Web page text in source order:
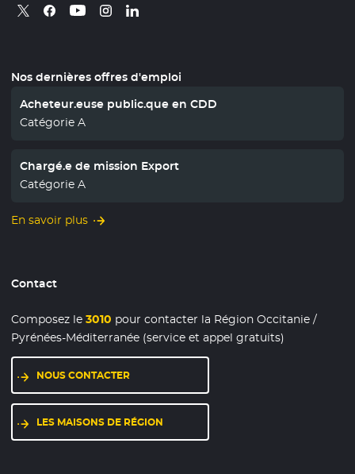
Retrouvez nous sur X
- Nouvelle fenêtre
Retrouvez nous sur Facebook
- Nouvelle fenêtre
Retrouvez nous sur Youtube
- Nouvelle fenêtre
Retrouvez nous sur Instagram
- Nouvelle fenêtre
Retrouvez nous sur Linkedin
- Nouvelle fenêtre
Nos dernières offres d'emploi
Acheteur.euse public.que en CDD
Catégorie A
Chargé.e de mission Export
Catégorie A
En savoir plus
Contact
Composez le3010 pour contacter la Région Occitanie /
Pyrénées-Méditerranée (service et appel gratuits)
NOUS CONTACTER
LES MAISONS DE RÉGION